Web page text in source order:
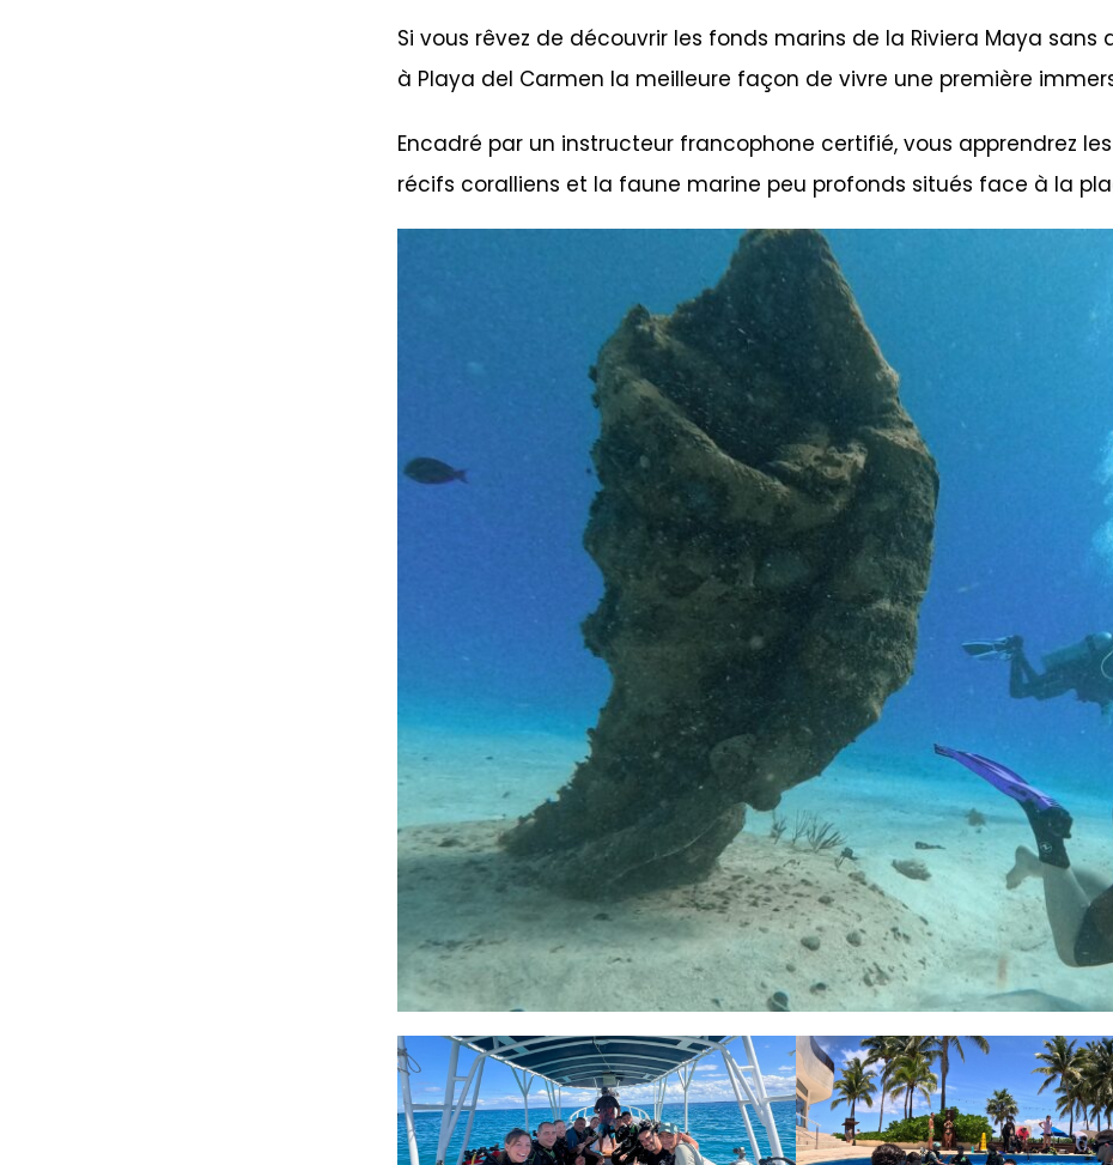
Si vous rêvez de découvrir les fonds marins de la Riviera Maya
à Playa del Carmen la meilleure façon de vivre une première
Encadré par un instructeur francophone certifié, vous apprendrez
récifs coralliens et la faune marine peu profonds situés face à la